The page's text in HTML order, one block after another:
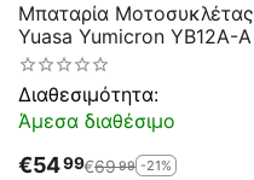
Μπαταρία Μοτοσυκλέτας
Yuasa Yumicron YB12A-A
Διαθεσιμότητα:
Άμεσα διαθέσιμο
€5499€6999 -21%